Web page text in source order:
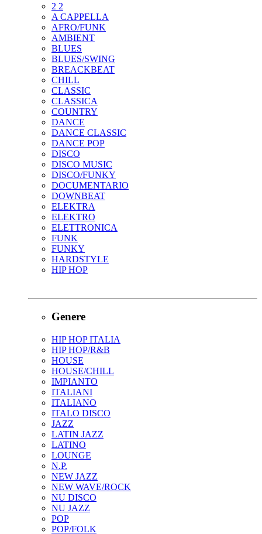
2 2
A CAPPELLA
AFRO/FUNK
AMBIENT
BLUES
BLUES/SWING
BREACKBEAT
CHILL
CLASSIC
CLASSICA
COUNTRY
DANCE
DANCE CLASSIC
DANCE POP
DISCO
DISCO MUSIC
DISCO/FUNKY
DOCUMENTARIO
DOWNBEAT
ELEKTRA
ELEKTRO
ELETTRONICA
FUNK
FUNKY
HARDSTYLE
HIP HOP
Genere
HIP HOP ITALIA
HIP HOP/R&B
HOUSE
HOUSE/CHILL
IMPIANTO
ITALIANI
ITALIANO
ITALO DISCO
JAZZ
LATIN JAZZ
LATINO
LOUNGE
N.P.
NEW JAZZ
NEW WAVE/ROCK
NU DISCO
NU JAZZ
POP
POP/FOLK